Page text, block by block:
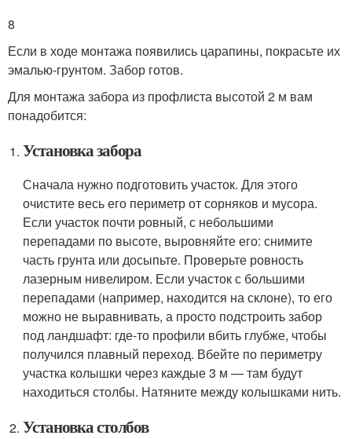
8
Если в ходе монтажа появились царапины, покрасьте их
эмалью-грунтом. Забор готов.
Для монтажа забора из профлиста высотой 2 м вам
понадобится:
Установка забора
Сначала нужно подготовить участок. Для этого
очистите весь его периметр от сорняков и мусора.
Если участок почти ровный, с небольшими
перепадами по высоте, выровняйте его: снимите
часть грунта или досыпьте. Проверьте ровность
лазерным нивелиром. Если участок с большими
перепадами (например, находится на склоне), то его
можно не выравнивать, а просто подстроить забор
под ландшафт: где-то профили вбить глубже, чтобы
получился плавный переход. Вбейте по периметру
участка колышки через каждые 3 м — там будут
находиться столбы. Натяните между колышками нить.
Установка столбов